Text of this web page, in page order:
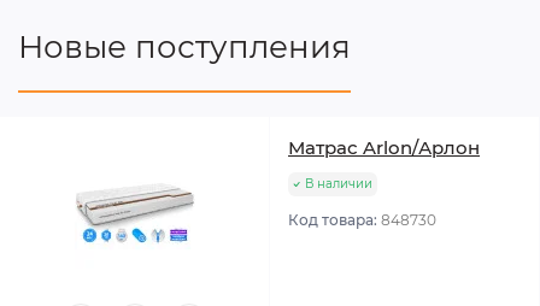
Новые поступления
Матрас Arlon/Арлон
В наличии
Код товара: 848730